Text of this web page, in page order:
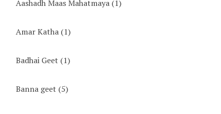
Aashadh Maas Mahatmaya (1)
Amar Katha (1)
Badhai Geet (1)
Banna geet (5)